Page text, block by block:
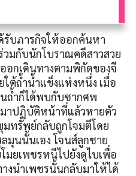
รับภารกิจให้ออกค้นหา
มกับนักโบราณคดีสาวสวย
อกเดินทางตามพิกัดของจี
ต้ถ้ำน้ำแข็งแห่งหนึ่ง เมื่อ
นถ้ำก็ได้พบกับซากศพ
าปฏิบัติหน้าที่แล้วหายตัว
มทรัพย์กลับถูกโจมตีโดย
มุนนั้นเอง โจนส์ลูกชาย
มยเพชรหนีไปยังดูไบเพื่อ
งนำเพชรนั้นกลับมาให้ได้